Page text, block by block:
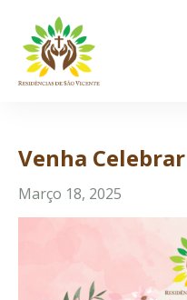
Venha
Março 18, 2025